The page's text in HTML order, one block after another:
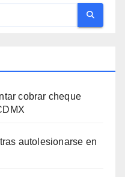
cobrar cheque
autolesionarse en